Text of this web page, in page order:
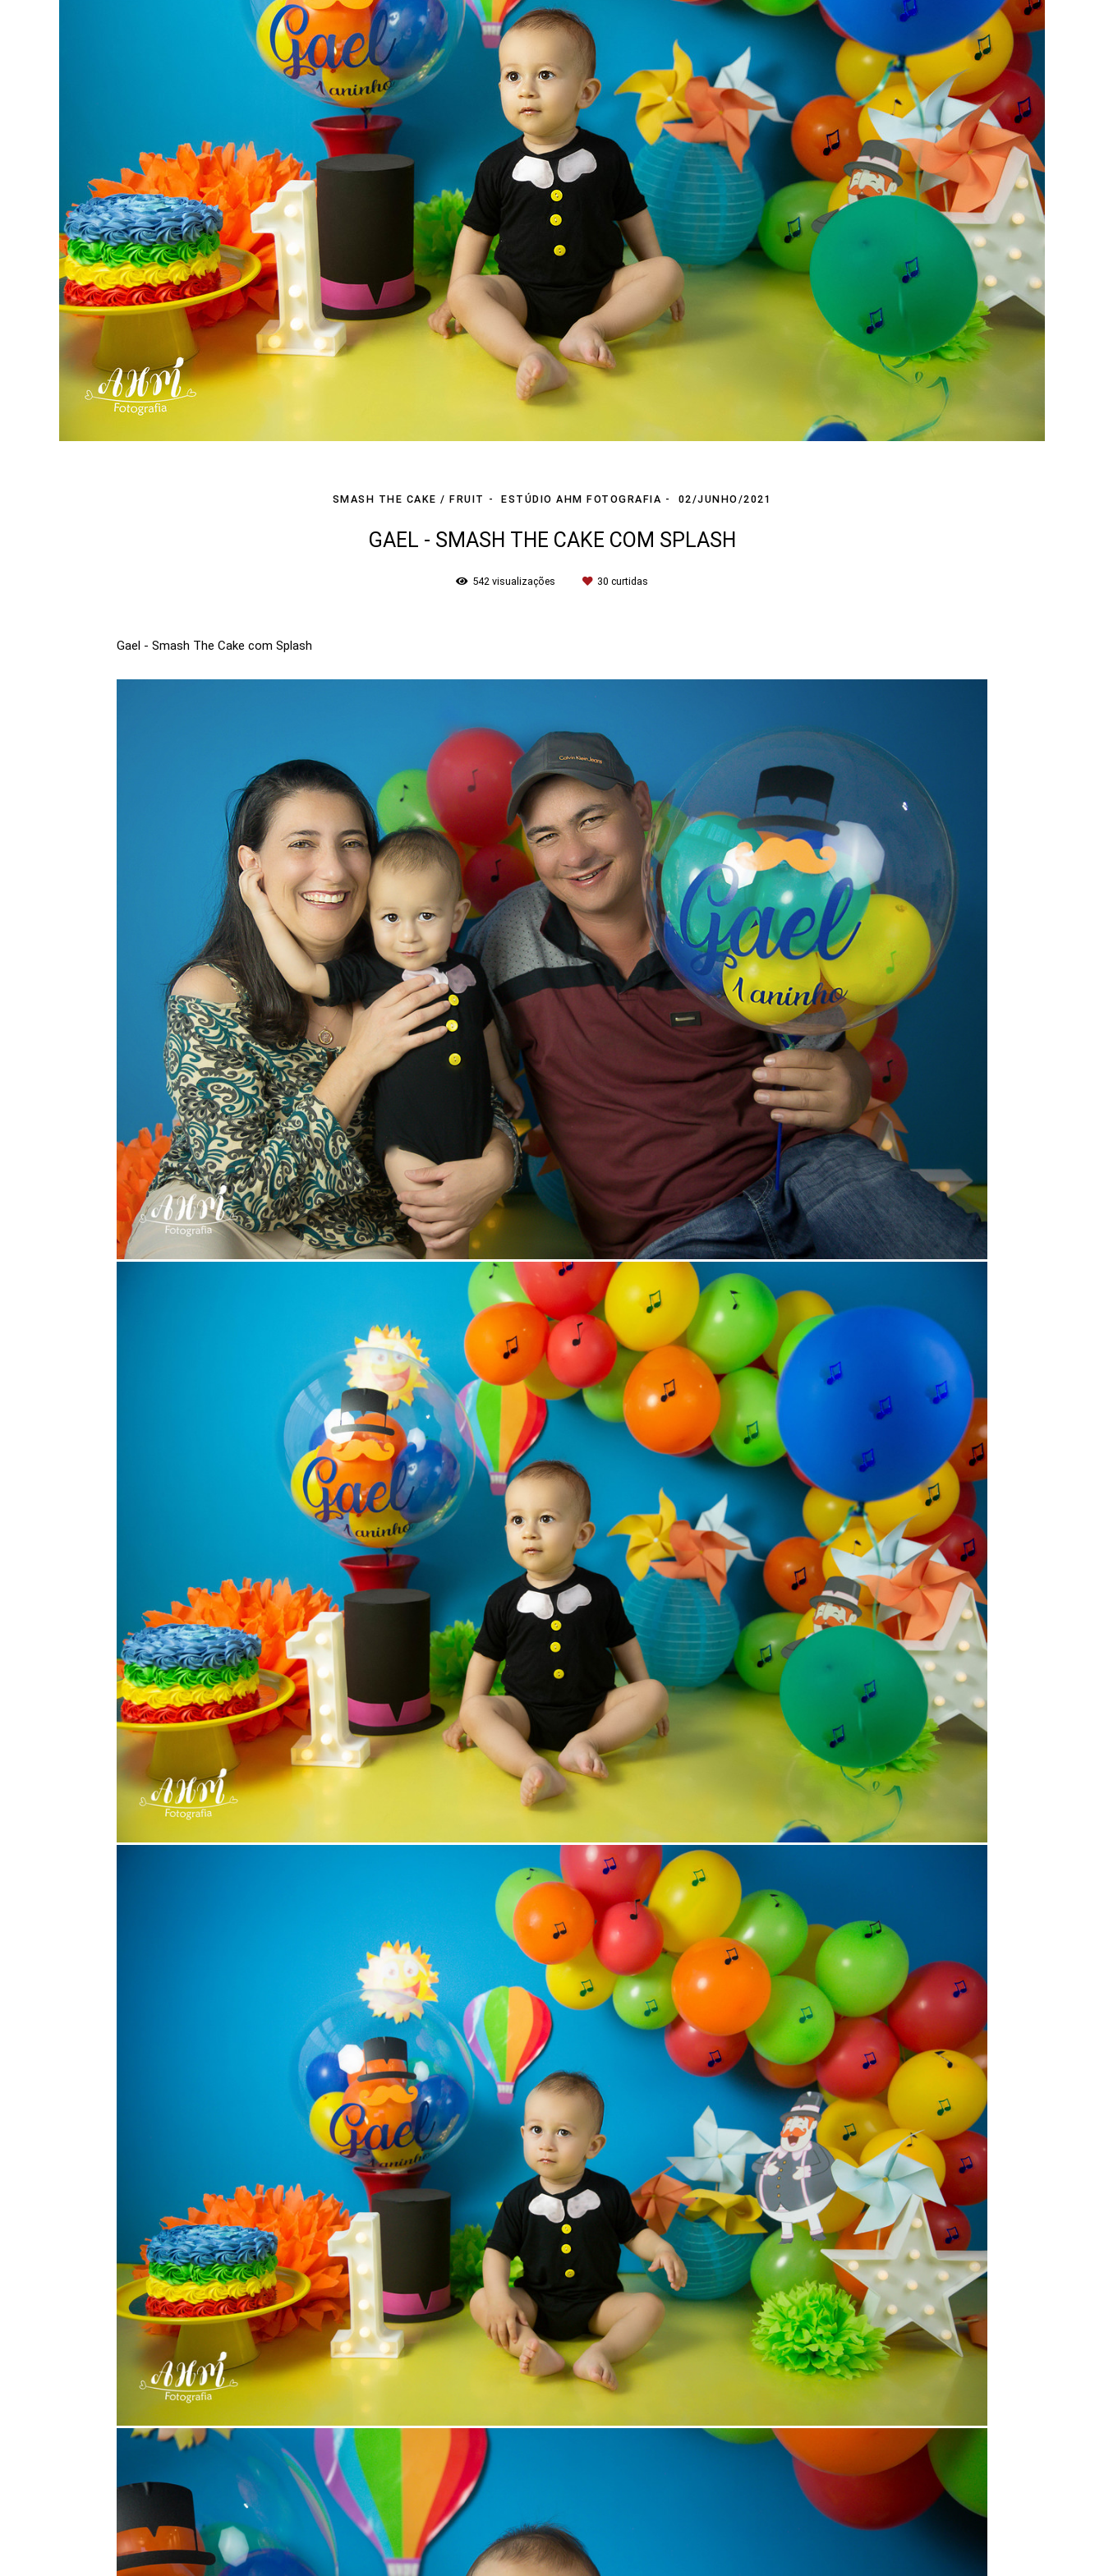
SMASH THE CAKE / FRUIT ESTÚDIO AHM FOTOGRAFIA 02/JUNHO/2021
GAEL - SMASH THE CAKE COM SPLASH
542 visualizações 30 curtidas
Gael - Smash The Cake com Splash